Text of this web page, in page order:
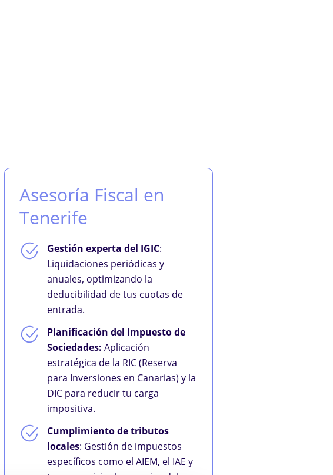
Asesoría Fiscal en
Tenerife
Gestión experta del IGIC:
Liquidaciones periódicas y
anuales, optimizando la
deducibilidad de tus cuotas de
entrada.
Planificación del Impuesto de
Sociedades: Aplicación
estratégica de la RIC (Reserva
para Inversiones en Canarias) y la
DIC para reducir tu carga
impositiva.
Cumplimiento de tributos
locales: Gestión de impuestos
específicos como el AIEM, el IAE y